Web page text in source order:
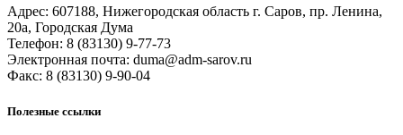
Адрес: 607188, Нижегородская область г. Саров, пр. Ленина,
20а, Городская Дума
Телефон: 8 (83130) 9-77-73
Электронная почта: duma@adm-sarov.ru
Факс: 8 (83130) 9-90-04
Полезные ссылки